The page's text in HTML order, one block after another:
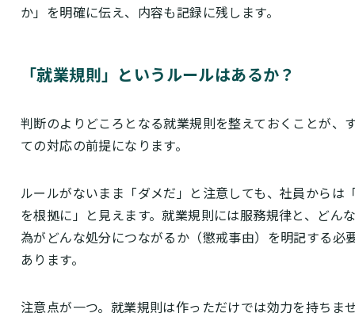
か」を明確に伝え、内容も記録に残します。
「就業規則」というルールはあるか？
判断のよりどころとなる就業規則を整えておくことが、
ての対応の前提になります。
ルールがないまま「ダメだ」と注意しても、社員からは
を根拠に」と見えます。就業規則には服務規律と、どん
為がどんな処分につながるか（懲戒事由）を明記する必
あります。
注意点が一つ。就業規則は作っただけでは効力を持ちま